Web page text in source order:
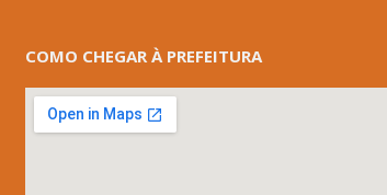
COMO CHEGAR À PREFEITURA